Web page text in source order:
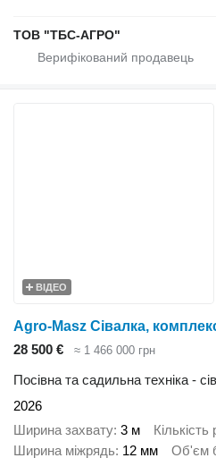
ТОВ "ТБС-АГРО"
ВІДЕО
28 500 € ≈ 1 466 000 грн
Посівна та садильна техніка -
2026
Ширина захвату 3 м Кількість
Ширина міжрядь 12 мм Об'єм